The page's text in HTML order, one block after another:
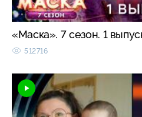
«Маска». 7 сезон. 1
512716